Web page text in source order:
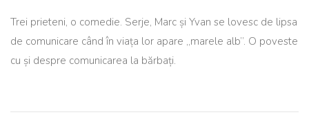
Trei prieteni, o comedie. Serje, Marc și Yvan se lovesc de lipsa
de comunicare când în viața lor apare „marele alb”. O poveste
cu și despre comunicarea la bărbați.